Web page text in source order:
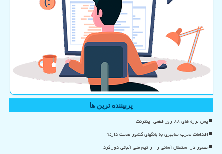
پربیننده ترین ها
پس لرزه های ۸۸ روز قطعی اینترنت
اقدامات مخرب سایبری به بانکهای کشور صحت دارد؟
حضور در استقلال آسانی را از تیم ملی آلبانی دور کرد